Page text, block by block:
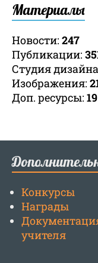
Материалы
Новости: 247
Публикации:
Студия
Изображения:
Доп. ресурсы: 19
Конкурсы
Награды
учителя